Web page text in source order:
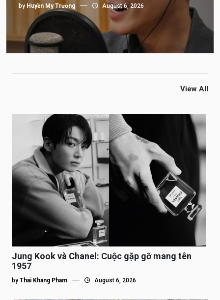
by Huyền My Trương August 6, 2026
View All
Jung Kook và Chanel: Cuộc gặp gỡ mang tên
1957
by Thai Khang Pham August 6, 2026